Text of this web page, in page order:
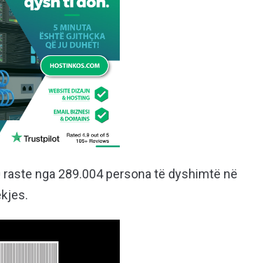
nga 289.004 persona të dyshimtë në